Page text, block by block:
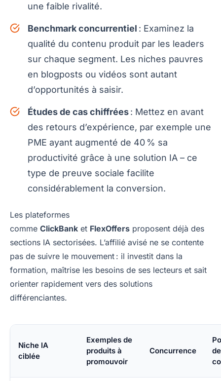
une faible rivalité.
Benchmark concurrentiel : Examinez la
qualité du contenu produit par les leaders
sur chaque segment. Les niches pauvres
en blogposts ou vidéos sont autant
d’opportunités à saisir.
Études de cas chiffrées: Mettez en avant
des retours d’expérience, par exemple une
PME ayant augmenté de 40 % sa
productivité grâce à une solution IA – ce
type de preuve sociale facilite
considérablement la conversion.
Les plateformes
comme ClickBank et FlexOffers proposent déjà des
sections IA sectorisées. L’affilié avisé ne se contente
pas de suivre le mouvement : il investit dans la
formation, maîtrise les besoins de ses lecteurs et sait
orienter rapidement vers des solutions
différenciantes.
Niche IA
ciblée
Exemples de
produits à
promouvoir
Concurrence
de